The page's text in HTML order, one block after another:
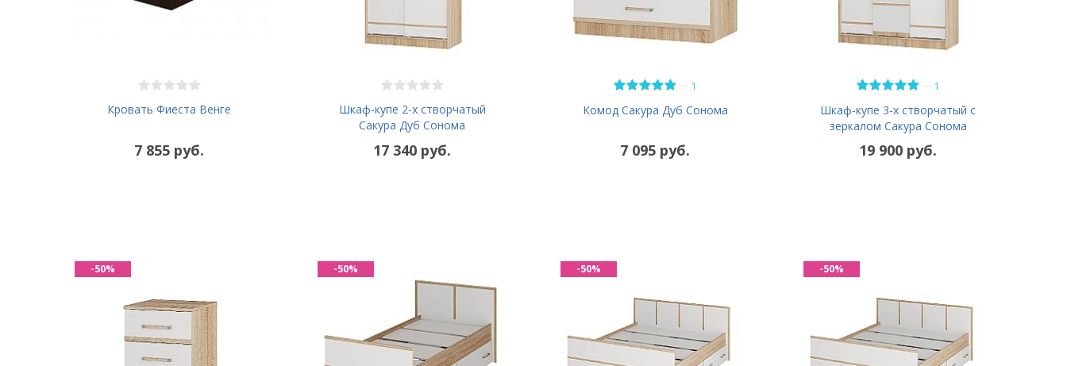
Кровать Фиеста Венге
7 855 руб.
Шкаф-купе 2-х створчатый
Сакура Дуб Сонома
17 340 руб.
— 1
Комод Сакура Дуб Сонома
7 095 руб.
— 1
Шкаф-купе 3-х створчатый с
зеркалом Сакура Сонома
19 900 руб.
-50% -50% -50% -50%